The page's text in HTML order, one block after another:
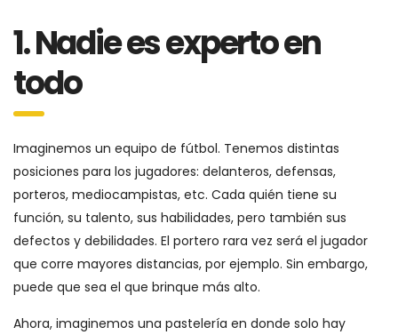
1. Nadie es experto en
todo
Imaginemos un equipo de fútbol. Tenemos distintas
posiciones para los jugadores: delanteros, defensas,
porteros, mediocampistas, etc. Cada quién tiene su
función, su talento, sus habilidades, pero también sus
defectos y debilidades. El portero rara vez será el jugador
que corre mayores distancias, por ejemplo. Sin embargo,
puede que sea el que brinque más alto.
Ahora, imaginemos una pastelería en donde solo hay